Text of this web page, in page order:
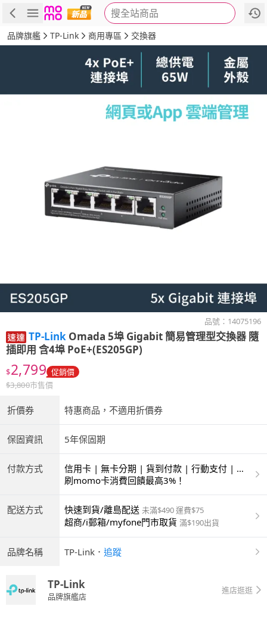
搜全站商品
商品 評價 詳情 規格
品牌旗艦 TP-Link 商用專區 交換器
品號： 14075196
TP-Link Omada 5埠 Gigabit 簡易管理型交換器 隨
插即用 含4埠 PoE+(ES205GP)
$2,799 促銷價
$3,800市售價
折價券 特惠商品，不適用折價券
保固資訊 5年保固期
付款方式
信用卡 | 無卡分期 | 貨到付款 | 行動支付 | 超
商付款 | ATM | 銀聯卡
刷momo卡消費回饋最高3%！
配送方式 快速到貨/離島配送 未滿$490 運費$75
超商/i郵箱/myfone門市取貨 滿$190出貨
品牌名稱 TP-Link ． 追蹤
TP-Link
品牌旗艦店
進店逛逛